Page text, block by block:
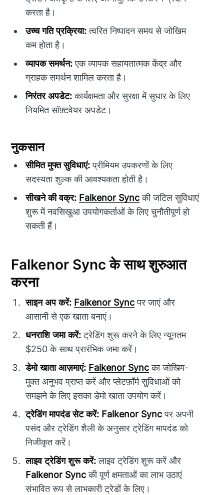
करता है।
उच्च गति प्रक्रिया:त्वरित निष्पादन समय से जोखिम
कम होता है।
व्यापक समर्थन:एक व्यापक सहायतात्मक केंद्र और
ग्राहक समर्थन शामिल करता है।
निरंतर अपडेट:कार्यक्षमता और सुरक्षा में सुधार के लिए
नियमित सॉफ़्टवेयर अपडेट।
नुकसान
सीमित मुफ्त सुविधाएं:प्रीमियम उपकरणों के लिए
सदस्यता शुल्क की आवश्यकता होती है।
सीखने की वक्र: Falkenor Syncकी जटिल सुविधाएं
शुरू में नवसिखुआ उपयोगकर्ताओं के लिए चुनौतीपूर्ण हो
सकती हैं।
Falkenor Sync के साथ शुरुआत
करना
साइन अप करें: Falkenor Syncपर जाएं और
आसानी से एक खाता बनाएं।
धनराशि जमा करें:ट्रेडिंग शुरू करने के लिए न्यूनतम
$250 के साथ प्रारंभिक जमा करें।
डेमो खाता आज़माएं: Falkenor Syncका जोखिम-
मुक्त अनुभव प्राप्त करें और प्लेटफ़ॉर्म सुविधाओं को
समझने के लिए इसका डेमो खाता उपयोग करें।
ट्रेडिंग मापदंड सेट करें: Falkenor Syncपर अपनी
पसंद और ट्रेडिंग शैली के अनुसार ट्रेडिंग मापदंड को
निजीकृत करें।
लाइव ट्रेडिंग शुरू करें:लाइव ट्रेडिंग शुरू करें और
Falkenor Syncकी पूर्ण क्षमताओं का लाभ उठाएं
संभावित रूप से लाभकारी ट्रेडों के लिए।